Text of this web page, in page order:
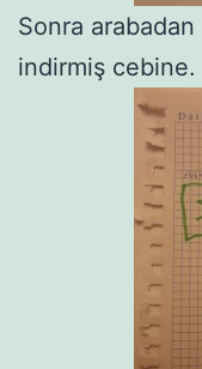
Sonra arabadan
indirmiş cebine.